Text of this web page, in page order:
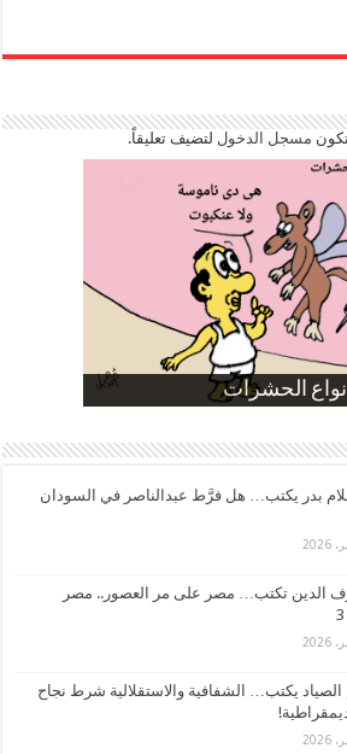
مسجل الدخوللتضيف تعليقاً.
الحشرات
ارتفاع الأسعار
الطلاق في مصر
بدر يكتب… هل فرَّط عبدالناصر في السودان
الدين تكتب… مصر على مر العصور.. مصر
الصياد يكتب… الشفافية والاستقلالية شرط نجاح